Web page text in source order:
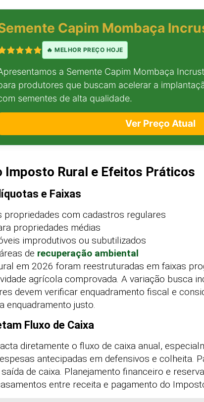
Capim Mombaça
🔥 MELHOR PREÇO HOJE
a Semente Capim Mombaça
produtores que buscam acelerar a
sementes de alta qualidade.
Ver Preço Atual
Imposto Rural e Efeitos Práticos
e Faixas
propriedades com cadastros regulares
propriedades médias
improdutivos ou subutilizados
de recuperação ambiental
em 2026 foram reestruturadas em faixas
agrícola comprovada. A variação busca
devem verificar enquadramento fiscal e
enquadramento justo.
Fluxo de Caixa
diretamente o fluxo de caixa anual,
antecipadas em defensivos e colheita.
de caixa. Planejamento financeiro e
entre receita e pagamento do